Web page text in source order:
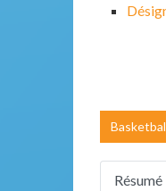
Résumé